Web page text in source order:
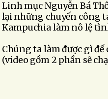
Linh mục Nguyễn Bá
lại những chuyến công
Kampuchia làm nô lệ
Chúng ta làm được gì để
(video gồm 2 phần sẽ